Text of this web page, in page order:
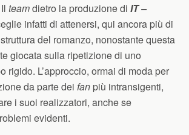
teamdietro la produzione di IT –
infatti di attenersi, qui ancora più di
del romanzo, nonostante questa
giocata sulla ripetizione di uno
rigido. L’approccio, ormai di moda per
da parte dei fan più intransigenti,
i suoi realizzatori, anche se
evidenti.